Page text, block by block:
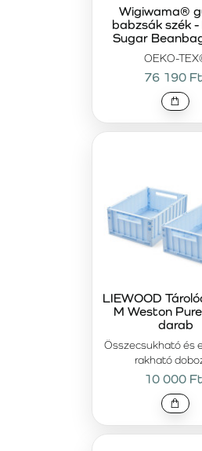
OEKO-
Wigiwama®
babzsák szék -
Sugar
76 190 Ft
Összecsukható és
rakható
LIEWOOD
M Weston
darab
10 000 Ft